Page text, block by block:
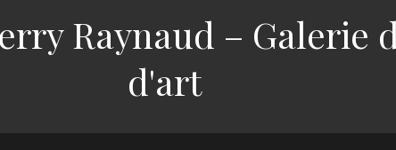
Raynaud – Galerie
d'art